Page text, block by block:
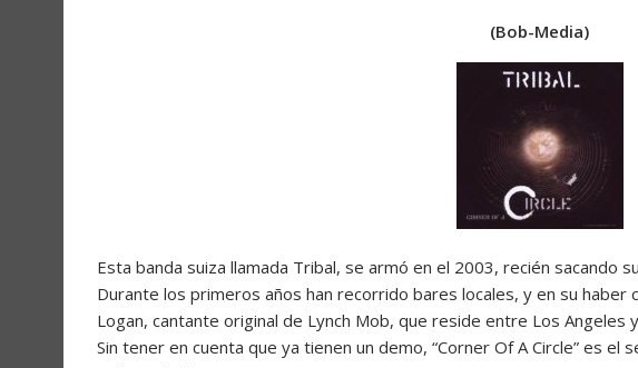
(Bob-Media)
Esta banda suiza llamada Tribal, se armó en el 2003, recién sacando
Durante los primeros años han recorrido bares locales, y en su
Logan, cantante original de Lynch Mob, que reside entre Los Angeles y
Sin tener en cuenta que ya tienen un demo, “Corner Of A Circle” es